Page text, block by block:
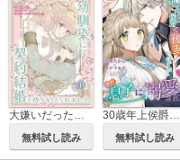
無料試し読み
30歳年上侯爵の後妻のはずがその息子に溺愛される【合本版】
無料試し読み